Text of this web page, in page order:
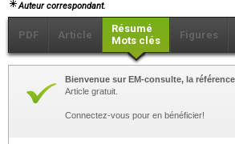
Auteur correspondant.
PDF Article
Résumé
Mots clés
Figures
Bienvenue sur EM-consulte, la
Article gratuit.
Connectez-vous pour en bénéficier!